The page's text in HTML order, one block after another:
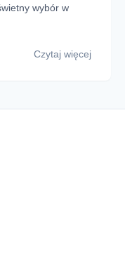
wybór w
Czytaj więcej